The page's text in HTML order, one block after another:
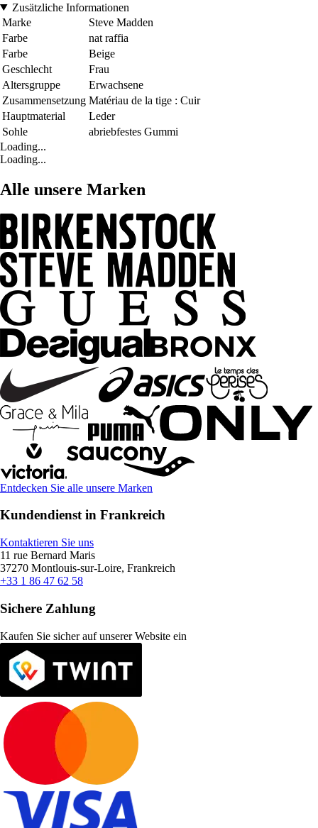
Zusätzliche Informationen
Marke
Steve Madden
Farbe
nat raffia
Farbe
Beige
Geschlecht
Frau
Altersgruppe
Erwachsene
Zusammensetzung Matériau de la tige : Cuir
Hauptmaterial
Leder
Sohle
abriebfestes Gummi
Loading...
Loading...
Alle unsere Marken
Entdecken Sie alle unsere Marken
Kundendienst in Frankreich
Kontaktieren Sie uns
11 rue Bernard Maris
37270 Montlouis-sur-Loire, Frankreich
+33 1 86 47 62 58
Sichere Zahlung
Kaufen Sie sicher auf unserer Website ein